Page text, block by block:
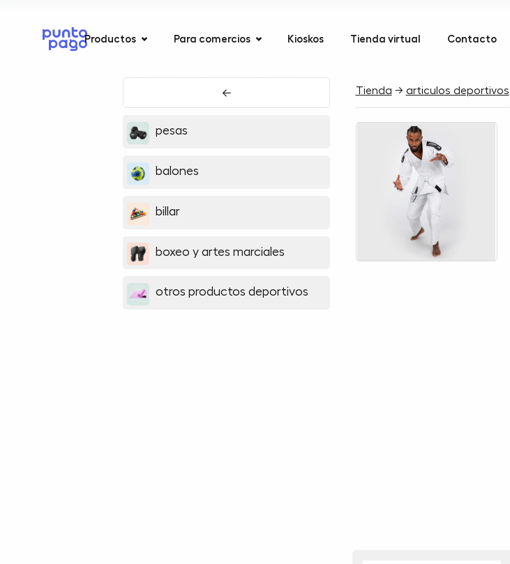
Productos Para comercios Kioskos Tienda virtual Contacto
←
pesas
balones
billar
boxeo y artes marciales
otros productos deportivos
Tienda → articulos deportivos